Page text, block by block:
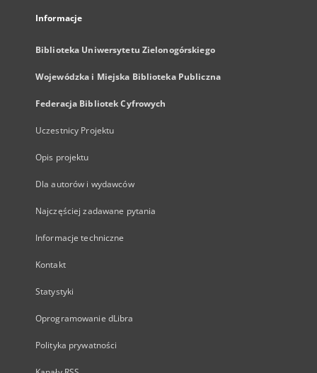
Informacje
Biblioteka Uniwersytetu Zielonogórskiego
Wojewódzka i Miejska Biblioteka Publiczna
Federacja Bibliotek Cyfrowych
Uczestnicy Projektu
Opis projektu
Dla autorów i wydawców
Najczęściej zadawane pytania
Informacje techniczne
Kontakt
Statystyki
Oprogramowanie dLibra
Polityka prywatności